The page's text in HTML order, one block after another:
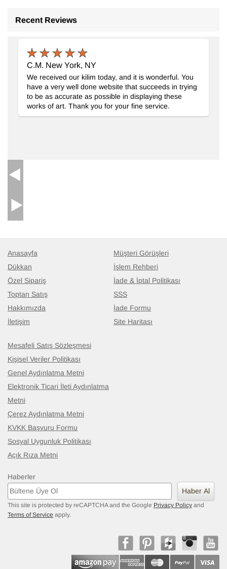
Patchwork El Dokuma Halı
Recent Reviews
C.M. New York, NY
We received our kilim today, and it is wonderful. You
have a very well done website that succeeds in trying
to be as accurate as possible in displaying these
works of art. Thank you for your fine service.
Anasayfa
Dükkan
Özel Sipariş
Toptan Satış
Hakkımızda
İletişim
Müşteri Görüşleri
İşlem Rehberi
İade & İptal Politikası
SSS
İade Formu
Site Haritası
Mesafeli Satış Sözleşmesi
Kişisel Veriler Politikası
Genel Aydınlatma Metni
Elektronik Ticari İleti Aydınlatma
Metni
Çerez Aydınlatma Metni
KVKK Başvuru Formu
Sosyal Uygunluk Politikası
Açık Rıza Metni
Haberler
Haber Al
This site is protected by reCAPTCHA and the Google Privacy Policy and
Terms of Service apply.